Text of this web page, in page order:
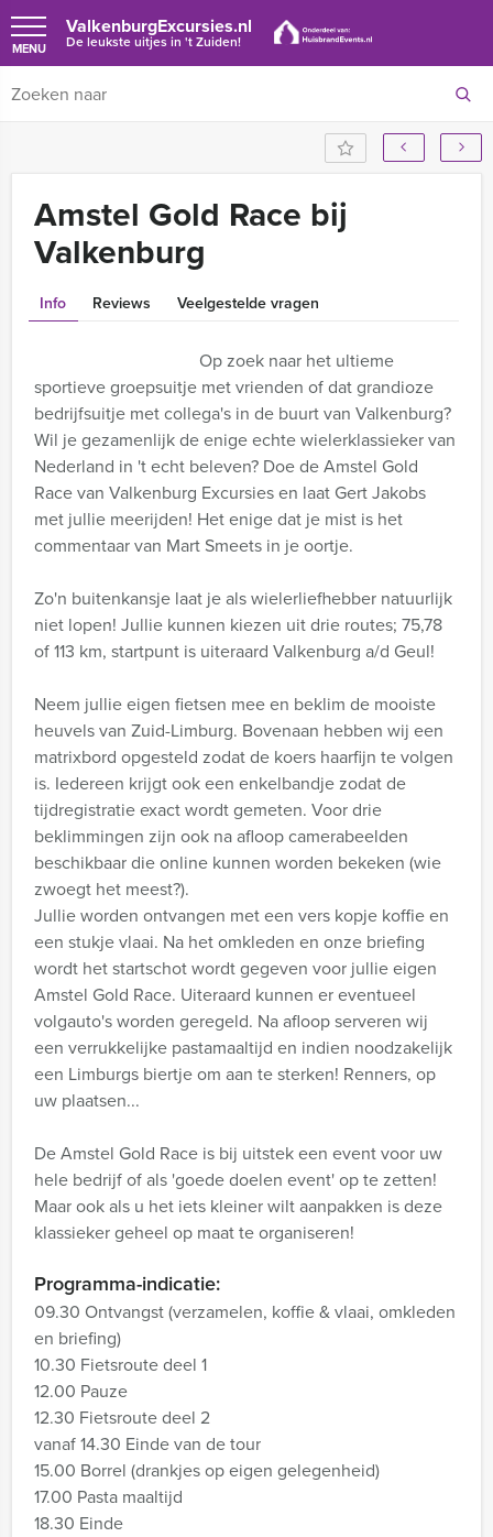
ValkenburgExcursies.nl
De leukste uitjes in 't Zuiden!
MENU
Amstel Gold Race bij
Valkenburg
Info Reviews Veelgestelde vragen
Op zoek naar het ultieme
sportieve groepsuitje met vrienden of dat grandioze
bedrijfsuitje met collega's in de buurt van Valkenburg?
Wil je gezamenlijk de enige echte wielerklassieker van
Nederland in 't echt beleven? Doe de Amstel Gold
Race van Valkenburg Excursies en laat Gert Jakobs
met jullie meerijden! Het enige dat je mist is het
commentaar van Mart Smeets in je oortje.
Zo'n buitenkansje laat je als wielerliefhebber natuurlijk
niet lopen! Jullie kunnen kiezen uit drie routes; 75,78
of 113 km, startpunt is uiteraard Valkenburg a/d Geul!
Neem jullie eigen fietsen mee en beklim de mooiste
heuvels van Zuid-Limburg. Bovenaan hebben wij een
matrixbord opgesteld zodat de koers haarfijn te volgen
is. Iedereen krijgt ook een enkelbandje zodat de
tijdregistratie exact wordt gemeten. Voor drie
beklimmingen zijn ook na afloop camerabeelden
beschikbaar die online kunnen worden bekeken (wie
zwoegt het meest?).
Jullie worden ontvangen met een vers kopje koffie en
een stukje vlaai. Na het omkleden en onze briefing
wordt het startschot wordt gegeven voor jullie eigen
Amstel Gold Race. Uiteraard kunnen er eventueel
volgauto's worden geregeld. Na afloop serveren wij
een verrukkelijke pastamaaltijd en indien noodzakelijk
een Limburgs biertje om aan te sterken! Renners, op
uw plaatsen...
De Amstel Gold Race is bij uitstek een event voor uw
hele bedrijf of als 'goede doelen event' op te zetten!
Maar ook als u het iets kleiner wilt aanpakken is deze
klassieker geheel op maat te organiseren!
Programma-indicatie:
09.30 Ontvangst (verzamelen, koffie & vlaai, omkleden
en briefing)
10.30 Fietsroute deel 1
12.00 Pauze
12.30 Fietsroute deel 2
vanaf 14.30 Einde van de tour
15.00 Borrel (drankjes op eigen gelegenheid)
17.00 Pasta maaltijd
18.30 Einde